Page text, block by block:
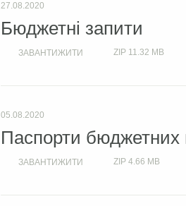
27.08.2020
Бюджетні запити
ЗАВАНТИЖИТИ ZIP 11.32 MB
05.08.2020
Паспорти бюджетних
ЗАВАНТИЖИТИ ZIP 4.66 MB